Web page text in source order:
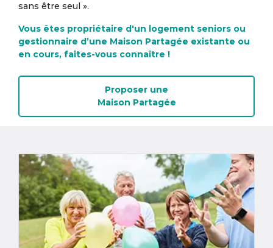
sans être seul ».
Vous êtes propriétaire d'un logement seniors ou
gestionnaire d’une Maison Partagée existante ou
en cours, faites-vous connaître !
Proposer une
Maison Partagée